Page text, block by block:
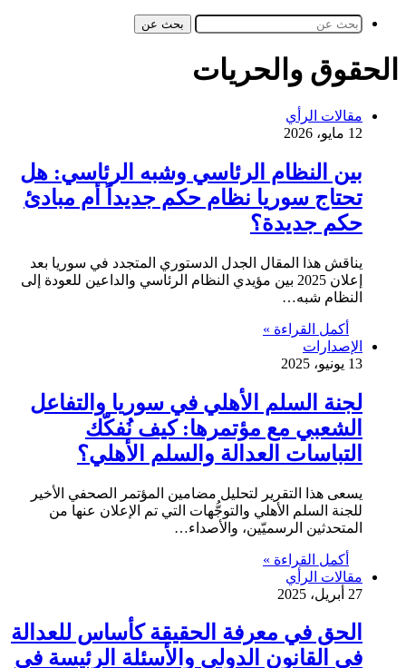
بحث عن
الحقوق والحريات
مقالات الرأي
12 مايو، 2026
بين النظام الرئاسي وشبه الرئاسي: هل
تحتاج سوريا نظام حكم جديداً أم مبادئ
حكم جديدة؟
يناقش هذا المقال الجدل الدستوري المتجدد في سوريا بعد
إعلان 2025 بين مؤيدي النظام الرئاسي والداعين للعودة إلى
النظام شبه…
أكمل القراءة »
الإصدارات
13 يونيو، 2025
لجنة السلم الأهلي في سوريا والتفاعل
الشعبي مع مؤتمرها: كيف نُفكّك
التباسات العدالة والسلم الأهلي؟
يسعى هذا التقرير لتحليل مضامين المؤتمر الصحفي الأخير
للجنة السلم الأهلي والتوجُّهات التي تم الإعلان عنها من
المتحدثين الرسميّين، والأصداء…
أكمل القراءة »
مقالات الرأي
27 أبريل، 2025
الحق في معرفة الحقيقة كأساس للعدالة
في القانون الدولي والأسئلة الرئيسة في